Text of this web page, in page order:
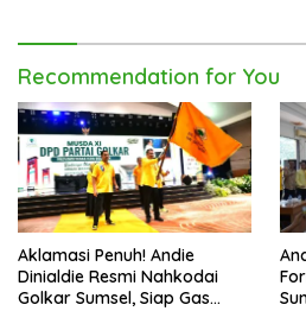
Recommendation for You
Aklamasi Penuh! Andie
Dinialdie Resmi Nahkodai
Golkar Sumsel, Siap Gas